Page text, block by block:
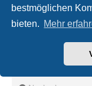
bestmöglichen
bieten. Mehr
Du kannst ein
in dem du die
auswählst, die sich
Wenn du bei der
benachrichtigen,
wird das Thema